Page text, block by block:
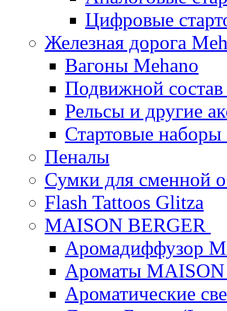
Цифровые
Железная дорога
Вагоны Mehano
Подвижной
Рельсы и другие
Стартовые
Пеналы
Сумки для сменной
Flash Tattoos Glitza
MAISON BERGER
Аромадиффузор
Ароматы
Ароматические